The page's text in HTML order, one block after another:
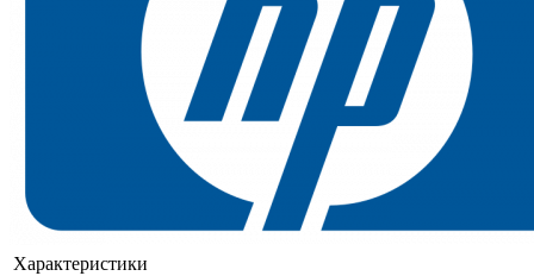
Характеристики